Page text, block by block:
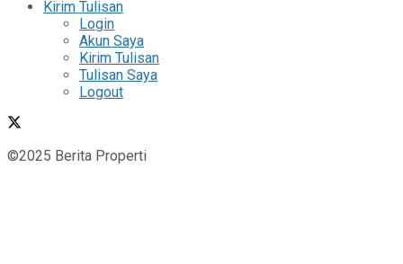
Kirim Tulisan
Login
Akun Saya
Kirim Tulisan
Tulisan Saya
Logout
©2025 Berita Properti